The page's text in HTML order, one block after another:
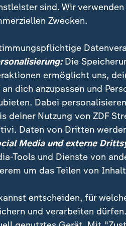
Verbraucher*innen im
Finanz-Expertin der
Verbesserungen,
sind. Wir
Zwecken.
Die
ermöglicht uns,
an dich anzupassen und
Dabei
deiner Nutzung von ZDF
Daten von Dritten
Media und externe
Tools und Dienste von
um das Teilen von
entscheiden, für
und verarbeiten